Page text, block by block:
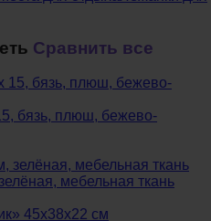
Сравнить все
бязь, плюш, бежево-
мебельная ткань